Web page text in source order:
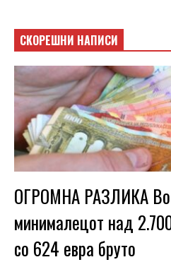
СКОРЕШНИ НАПИСИ
ОГРОМНА РАЗЛИКА Во
минималецот над
со 624 евра бруто